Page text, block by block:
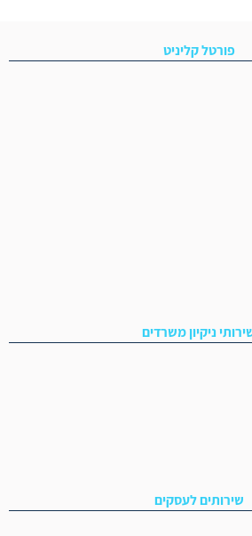
פורטל קליניט
ניקיון משרדים
שירותים לעסקים